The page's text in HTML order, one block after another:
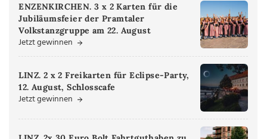
ENZENKIRCHEN. 3 x 2 Karten für die
Jubiläumsfeier der Pramtaler
Volkstanzgruppe am 22. August
Jetzt gewinnen
LINZ. 2 x 2 Freikarten für Eclipse-Party,
12. August, Schlosscafe
Jetzt gewinnen